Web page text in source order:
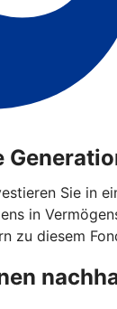
Sie in
in
zu diesem